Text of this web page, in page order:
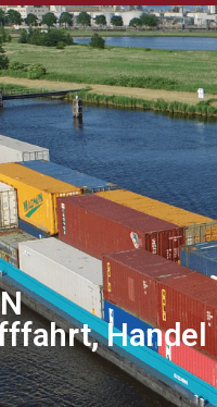
Handel